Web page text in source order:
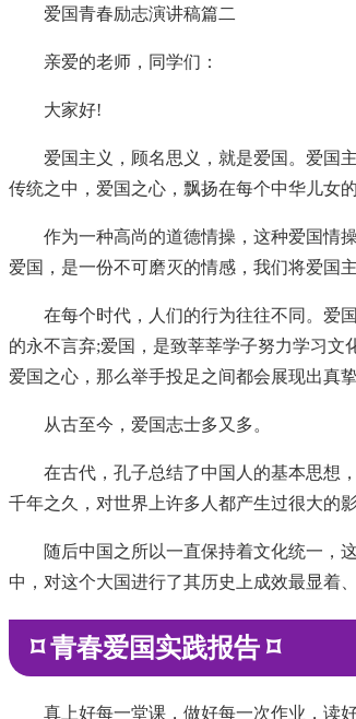
爱国青春励志演讲稿篇二
亲爱的老师，同学们：
大家好!
爱国主义，顾名思义，就是爱国。爱国
传统之中，爱国之心，飘扬在每个中华儿女的
作为一种高尚的道德情操，这种爱国情
爱国，是一份不可磨灭的情感，我们将爱国
在每个时代，人们的行为往往不同。爱
的永不言弃;爱国，是致莘莘学子努力学习
爱国之心，那么举手投足之间都会展现出真
从古至今，爱国志士多又多。
在古代，孔子总结了中国人的基本思想
千年之久，对世界上许多人都产生过很大的
随后中国之所以一直保持着文化统一，
中，对这个大国进行了其历史上成效最显着
⌑ 青春爱国实践报告 ⌑
真上好每一堂课，做好每一次作业，读